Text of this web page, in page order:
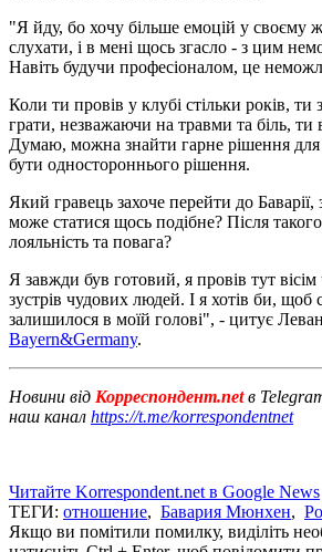
"Я йду, бо хочу більше емоцій у своєму
слухати, і в мені щось згасло - з цим
Навіть будучи професіоналом, це
Коли ти провів у клубі стільки років,
грати, незважаючи на травми та біль, ти
Думаю, можна знайти гарне рішення для
бути одностороннього рішення.
Який гравець захоче перейти до
може статися щось подібне? Після
лояльність та повага?
Я завжди був готовий, я провів тут вісім
зустрів чудових людей. І я хотів би, щоб
залишилося в моїй голові", - цитує
Bayern&Germany.
Новини від Корреспондент.netв
наш канал https://t.me/korrespondentnet
Читайте Korrespondent.net в Google News
ТЕГИ: отношение, Бавария Мюнхен,
Якщо ви помітили помилку, виділіть